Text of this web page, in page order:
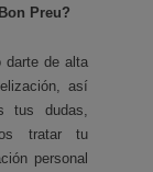
Preu?
darte de alta
así
tus dudas,
tratar tu
personal